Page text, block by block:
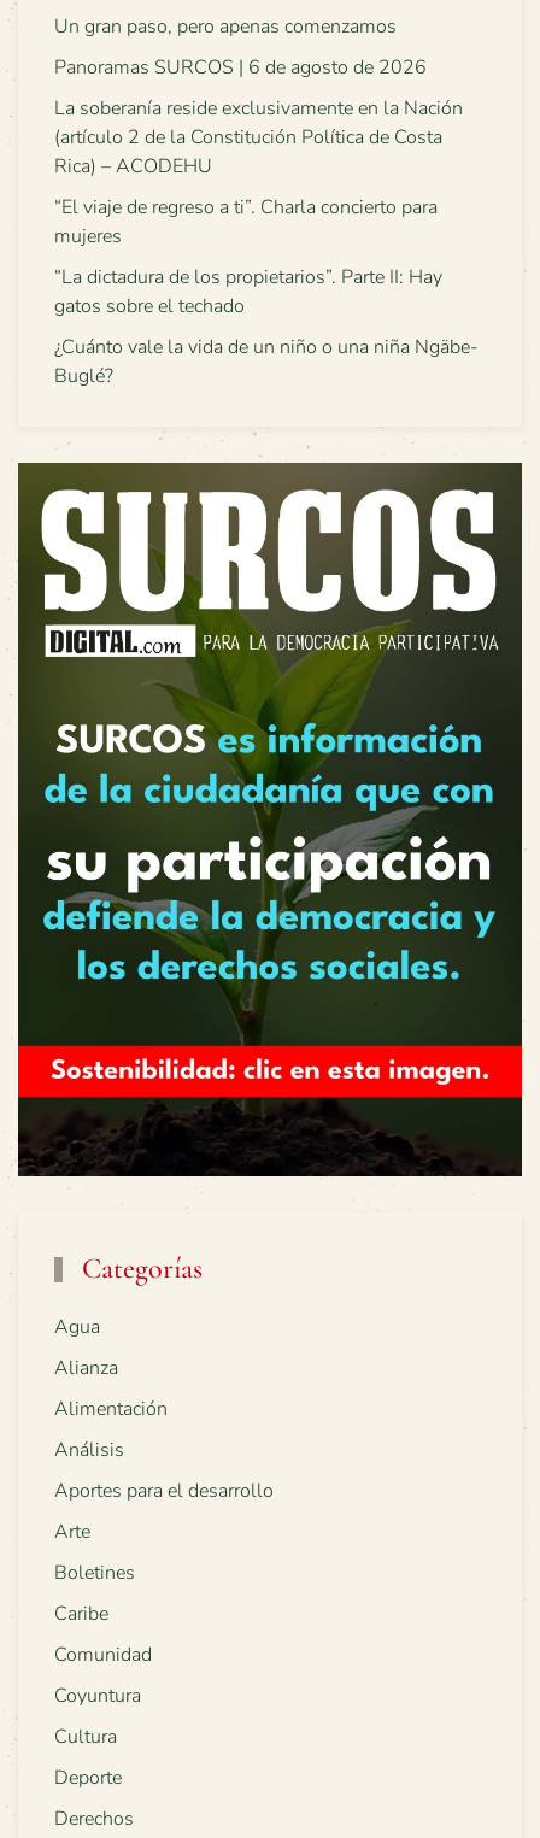
Un gran paso, pero apenas comenzamos
Panoramas SURCOS | 6 de agosto de 2026
La soberanía reside exclusivamente en la Nación
(artículo 2 de la Constitución Política de Costa
Rica) – ACODEHU
“El viaje de regreso a ti”. Charla concierto para
mujeres
“La dictadura de los propietarios”. Parte II: Hay
gatos sobre el techado
¿Cuánto vale la vida de un niño o una niña Ngäbe-
Buglé?
Categorías
Agua
Alianza
Alimentación
Análisis
Aportes para el desarrollo
Arte
Boletines
Caribe
Comunidad
Coyuntura
Cultura
Deporte
Derechos